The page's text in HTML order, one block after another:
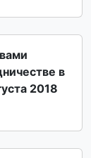
в
2018